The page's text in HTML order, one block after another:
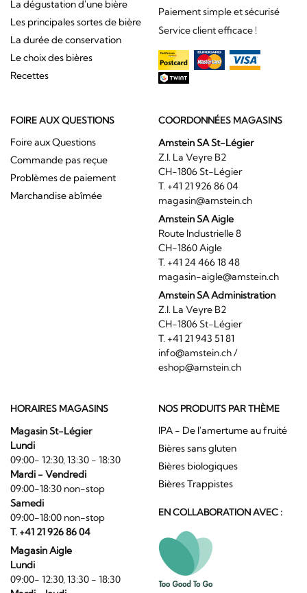
La dégustation d'une bière
Les principales sortes de bière
La durée de conservation
Le choix des bières
Recettes
Paiement simple et sécurisé
Service client efficace !
FOIRE AUX QUESTIONS
Foire aux Questions
Commande pas reçue
Problèmes de paiement
Marchandise abîmée
COORDONNÉES MAGASINS
Amstein SA St-Légier
Z.I. La Veyre B2
CH-1806 St-Légier
T. +41 21 926 86 04
magasin@amstein.ch
Amstein SA Aigle
Route Industrielle 8
CH-1860 Aigle
T. +41 24 466 18 48
magasin-aigle@amstein.ch
Amstein SA Administration
Z.I. La Veyre B2
CH-1806 St-Légier
T. +41 21 943 51 81
info@amstein.ch/
eshop@amstein.ch
HORAIRES MAGASINS
Magasin St-Légier
Lundi
09:00- 12:30, 13:30 - 18:30
Mardi - Vendredi
09:00-18:30 non-stop
Samedi
09:00-18:00 non-stop
T. +41 21 926 86 04
Magasin Aigle
Lundi
09:00- 12:30, 13:30 - 18:30
NOS PRODUITS PAR THÈME
IPA - De l'amertume au fruité
Bières sans gluten
Bières biologiques
Bières Trappistes
EN COLLABORATION AVEC :